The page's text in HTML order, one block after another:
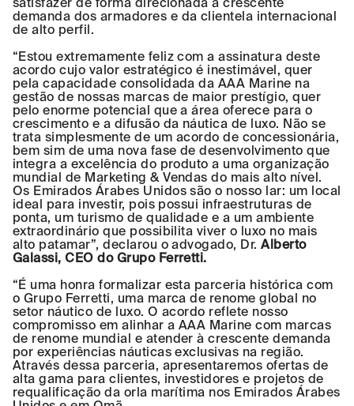
demanda dos armadores e da clientela internacional
de alto perfil.
“Estou extremamente feliz com a assinatura deste
acordo cujo valor estratégico é inestimável, quer
pela capacidade consolidada da AAA Marine na
gestão de nossas marcas de maior prestígio, quer
pelo enorme potencial que a área oferece para o
crescimento e a difusão da náutica de luxo. Não se
trata simplesmente de um acordo de concessionária,
bem sim de uma nova fase de desenvolvimento que
integra a excelência do produto a uma organização
mundial de Marketing & Vendas do mais alto nível.
Os Emirados Árabes Unidos são o nosso lar: um local
ideal para investir, pois possui infraestruturas de
ponta, um turismo de qualidade e a um ambiente
extraordinário que possibilita viver o luxo no mais
alto patamar”, declarou o advogado, Dr. Alberto
Galassi, CEO do Grupo Ferretti.
“É uma honra formalizar esta parceria histórica com
o Grupo Ferretti, uma marca de renome global no
setor náutico de luxo. O acordo reflete nosso
compromisso em alinhar a AAA Marine com marcas
de renome mundial e atender à crescente demanda
por experiências náuticas exclusivas na região.
Através dessa parceria, apresentaremos ofertas de
alta gama para clientes, investidores e projetos de
requalificação da orla marítima nos Emirados Árabes